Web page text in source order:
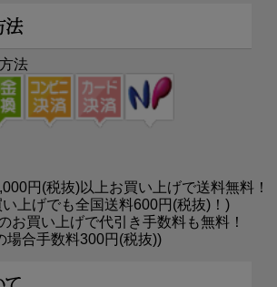
法
円(税抜)以上お買い上げで送料無料！
上げでも全国送料600円(税抜)！)
お買い上げで代引き手数料も無料！
場合手数料300円(税抜))